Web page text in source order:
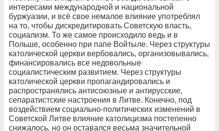
интересами международной и национальной
буржуазии, и всё свое немалое влияние употреблял
на то, чтобы дискредитировать Советскую власть,
социализм. То же самое происходило ведь и в
Польше, особенно при папе Войтыле. Через структуры
католической церкви вербовались, организовывались,
финансировались все недовольные
социалистическим развитием. Через структуры
католической церкви пропагандировались и
распространялись антисоюзные и антирусские,
сепаратистские настроения в Литве. Конечно, под
воздействием социально-политических изменений в
Советской Литве влияние католицизма постепенно
снижалось, но он оставался весьма значительной